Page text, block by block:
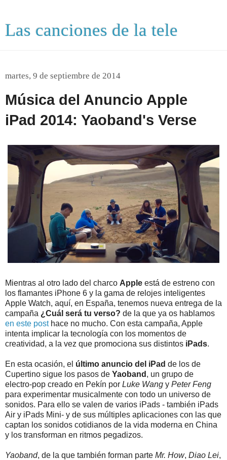
Las canciones de la tele
martes, 9 de septiembre de 2014
Música del Anuncio Apple
iPad 2014: Yaoband's Verse
Mientras al otro lado del charco Apple está de estreno con
los flamantes iPhone 6 y la gama de relojes inteligentes
Apple Watch, aquí, en España, tenemos nueva entrega de la
campaña ¿Cuál será tu verso? de la que ya os hablamos
en este posthace no mucho. Con esta campaña, Apple
intenta implicar la tecnología con los momentos de
creatividad, a la vez que promociona sus distintos iPads.
En esta ocasión, el último anuncio del iPad de los de
Cupertino sigue los pasos de Yaoband , un grupo de
electro-pop creado en Pekín por Luke Wang y Peter Feng
para experimentar musicalmente con todo un universo de
sonidos. Para ello se valen de varios iPads - también iPads
Air y iPads Mini- y de sus múltiples aplicaciones con las que
captan los sonidos cotidianos de la vida moderna en China
y los transforman en ritmos pegadizos.
Yaoband, de la que también forman parte Mr. How, Diao Lei,